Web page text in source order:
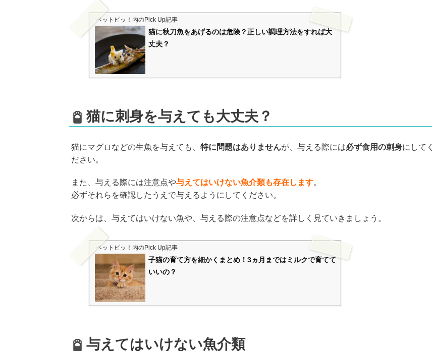
ペットピッ！ 内のPick Up記事
猫に秋刀魚をあげるのは危険？正しい調理方法をすれば大
丈夫？
猫に刺身を与えても大丈夫？
猫にマグロなどの生魚を与えても、 特に問題はありませんが、与える際には必ず食用の刺身にしてく
ださい。
また、与える際には注意点や与えてはいけない魚介類も存在します。
必ずそれらを確認したうえで与えるようにしてください。
次からは、与えてはいけない魚や、与える際の注意点などを詳しく見ていきましょう。
ペットピッ！ 内のPick Up記事
子猫の育て方を細かくまとめ！3ヵ月まではミルクで育てて
いいの？
与えてはいけない魚介類